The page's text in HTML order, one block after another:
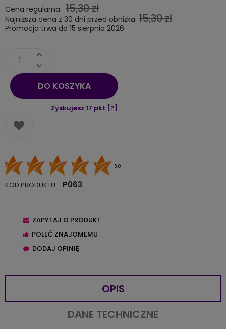
Cena regularna: 15,30 zł
Najniższa cena z 30 dni przed obniżką: 15,30 zł
Promocja trwa do 15 sierpnia 2026
DO KOSZYKA
Zyskujesz 17 pkt [?]
5.0
KOD PRODUKTU: P063
ZAPYTAJ O PRODUKT
POLEĆ ZNAJOMEMU
DODAJ OPINIĘ
OPIS
DANE TECHNICZNE